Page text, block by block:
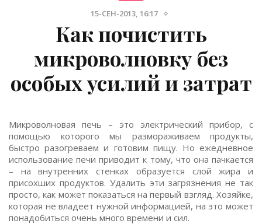
15-СЕН-2013, 16:17
Как почистить
микроволновку без
особых усилий и затрат
Микроволновая печь – это электрический прибор, с
помощью которого мы размораживаем продукты,
быстро разогреваем и готовим пищу. Но ежедневное
использование печи приводит к тому, что она пачкается
– на внутренних стенках образуется слой жира и
присохших продуктов. Удалить эти загрязнения не так
просто, как может показаться на первый взгляд. Хозяйке,
которая не владеет нужной информацией, на это может
понадобиться очень много времени и сил.